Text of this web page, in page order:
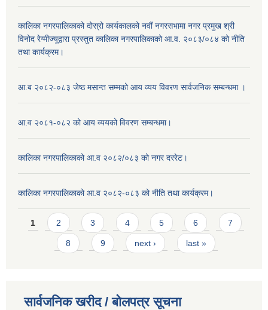
कालिका नगरपालिकाको दोस्रो कार्यकालको नवौं नगरसभामा नगर प्रमुख श्री
विनोद रेग्मीज्यूद्वारा प्रस्तुत कालिका नगरपालिकाको आ.व. २०८३/०८४ को नीति
तथा कार्यक्रम।
आ.ब २०८२-०८३ जेष्ठ मसान्त सम्मको आय व्यय विवरण सार्वजनिक सम्बन्धमा ।
आ.व २०८१-०८२ को आय व्ययको विवरण सम्बन्धमा।
कालिका नगरपालिकाको आ.व २०८२/०८३ को नगर दररेट।
कालिका नगरपालिकाको आ.व २०८२-०८३ को नीति तथा कार्यक्रम।
Pages
1 2 3 4 5 6 7
8 9 next › last »
सार्वजनिक खरीद / बाेलपत्र सूचना